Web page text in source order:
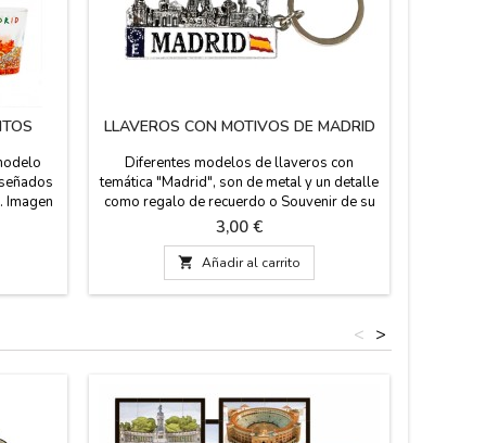
Imagen
LLAVEROS CON MOTIVOS DE MADRID
Diferentes modelos de llaveros con
temática "Madrid", son de metal y un detalle
como regalo de recuerdo o Souvenir de su
viaje en Madrid. Regalos para eventos,
grupos de viaje o llevar como recuerdo a
tus amigos y familiares.
Precio
3,00 €
 Añadir al carrito
>
<